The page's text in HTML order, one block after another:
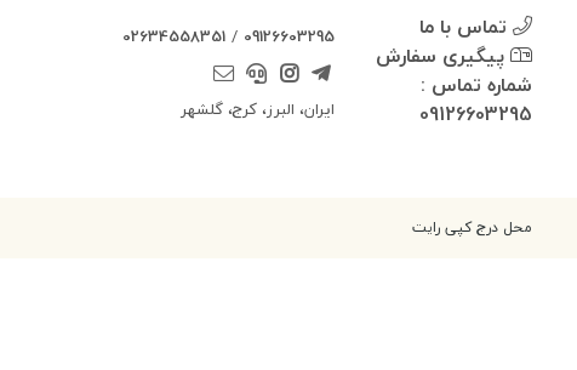
تماس با ما
پیگیری سفارش
شماره تماس :
09126603295
09126603295
/
02634558351
ایران، البرز، کرج، گلشهر
محل درج کپی رایت